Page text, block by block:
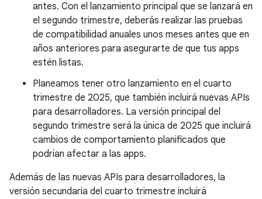
antes. Con el lanzamiento principal que se lanzará en
el segundo trimestre, deberás realizar las pruebas
de compatibilidad anuales unos meses antes que en
años anteriores para asegurarte de que tus apps
estén listas.
Planeamos tener otro lanzamiento en el cuarto
trimestre de 2025, que también incluirá nuevas APIs
para desarrolladores. La versión principal del
segundo trimestre será la única de 2025 que incluirá
cambios de comportamiento planificados que
podrían afectar a las apps.
Además de las nuevas APIs para desarrolladores, la
versión secundaria del cuarto trimestre incluirá